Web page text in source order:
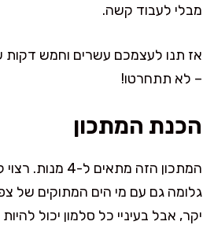
מבלי לעבוד קשה.
אז תנו לעצמכם עשרים וחמש דקות
– לא תתחרטו!
הכנת המתכון
המתכון הזה
גלומה גם עם מי הים המתוקים של
יקר, אבל בעיניי כל סלמון יכול